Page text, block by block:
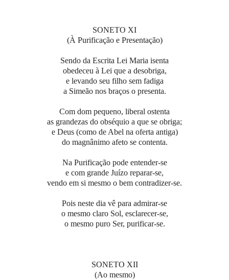
SONETO XI
(À Purificação e Presentação)
Sendo da Escrita Lei Maria isenta
obedeceu à Lei que a desobriga,
e levando seu filho sem fadiga
a Simeão nos braços o presenta.
Com dom pequeno, liberal ostenta
as grandezas do obséquio a que se obriga;
e Deus (como de Abel na oferta antiga)
do magnânimo afeto se contenta.
Na Purificação pode entender-se
e com grande Juízo reparar-se,
vendo em si mesmo o bem contradizer-se.
Pois neste dia vê para admirar-se
o mesmo claro Sol, esclarecer-se,
o mesmo puro Ser, purificar-se.
SONETO XII
(Ao mesmo)